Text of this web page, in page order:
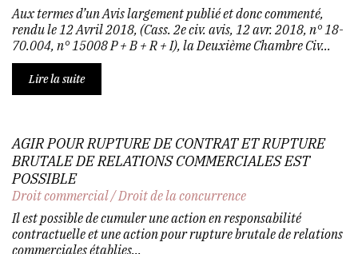
Aux termes d’un Avis largement publié et donc commenté,
rendu le 12 Avril 2018, (Cass. 2e civ. avis, 12 avr. 2018, n° 18-
70.004, n° 15008 P + B + R + I), la Deuxième Chambre Civ...
Lire la suite
AGIR POUR RUPTURE DE CONTRAT ET RUPTURE
BRUTALE DE RELATIONS COMMERCIALES EST
POSSIBLE
Droit commercial/Droit de la concurrence
Il est possible de cumuler une action en responsabilité
contractuelle et une action pour rupture brutale de relations
commerciales établies...